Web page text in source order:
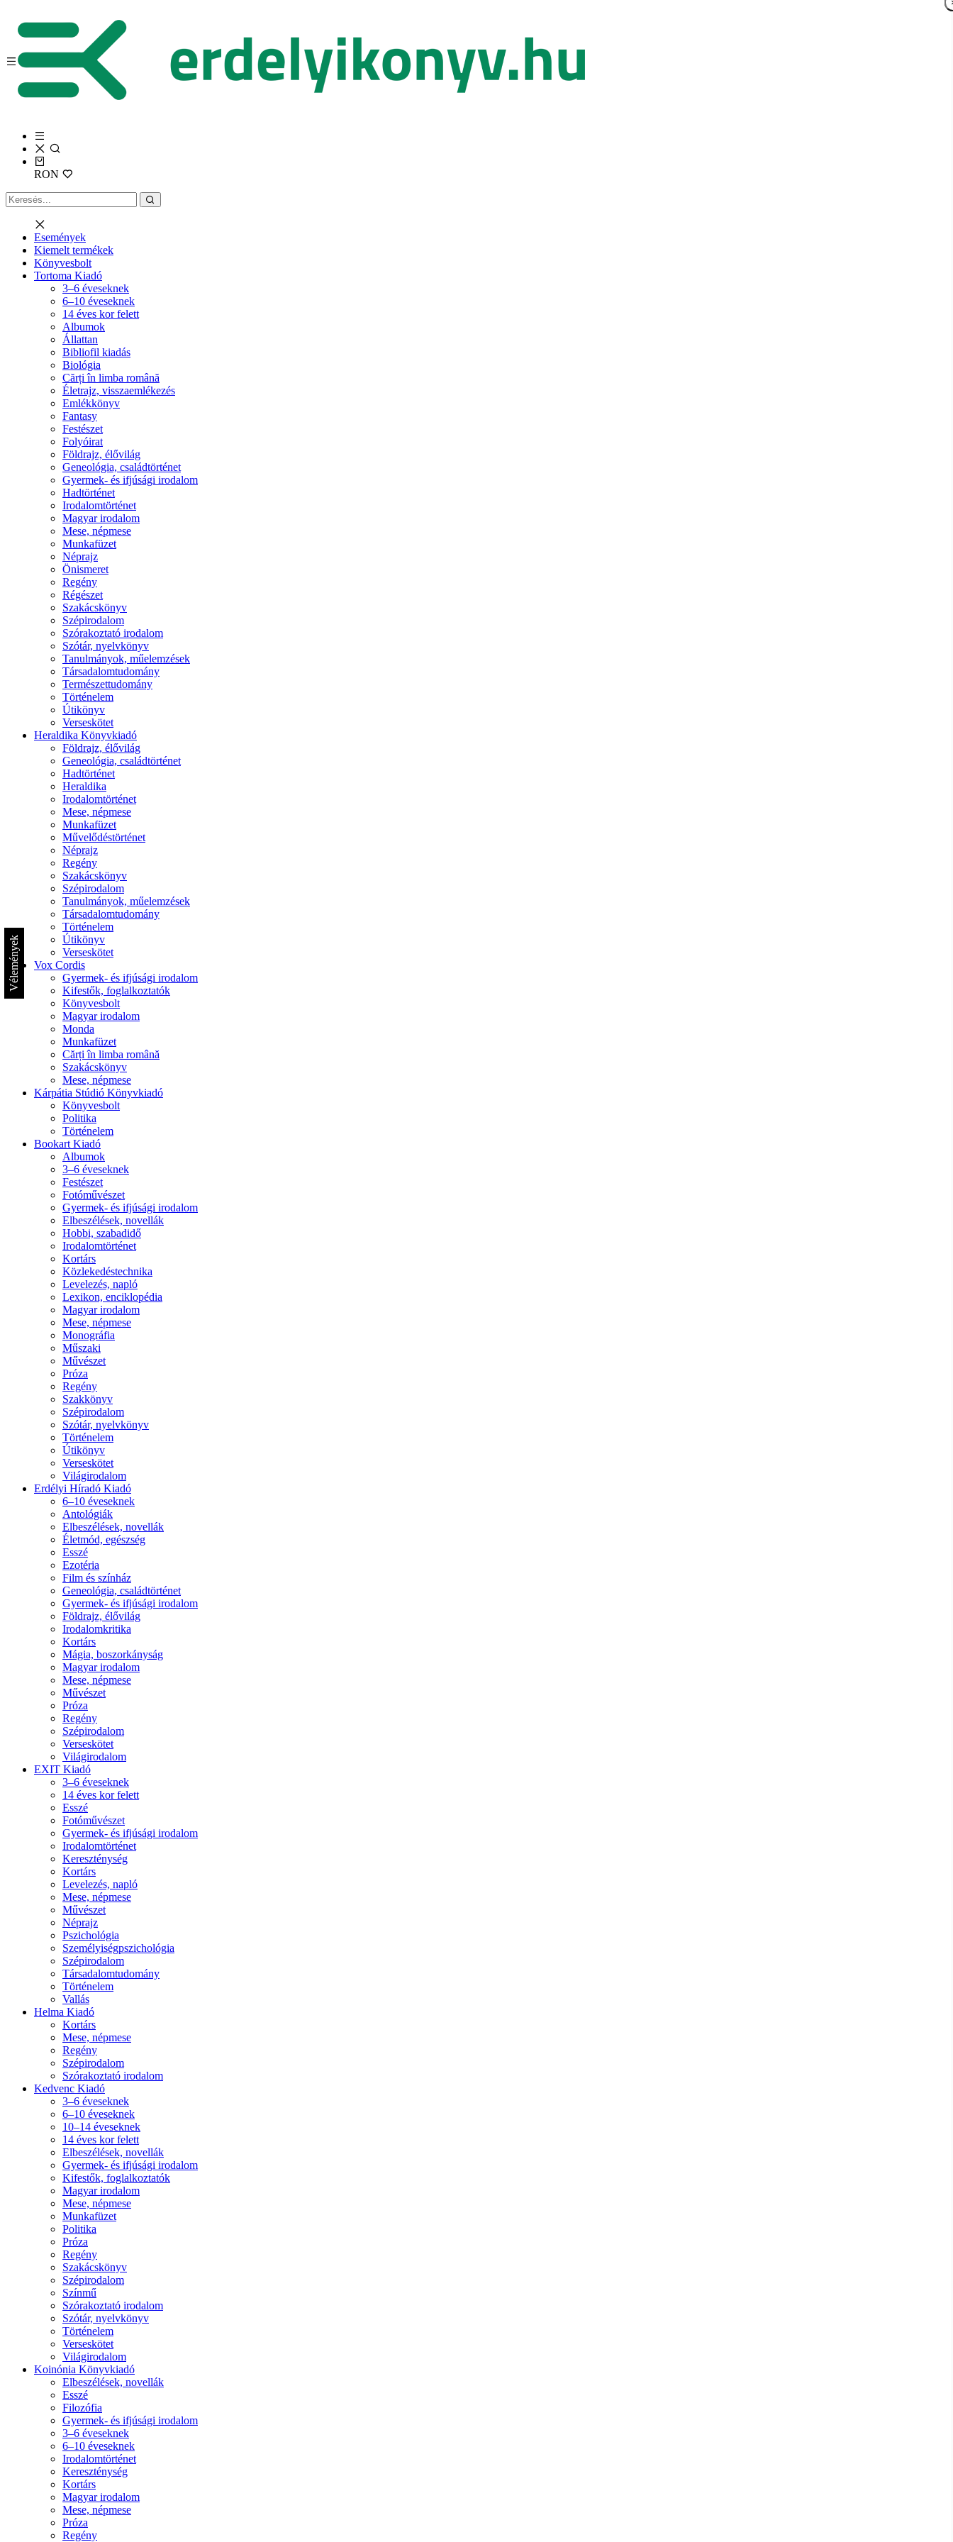
RON
Események
Kiemelt termékek
Könyvesbolt
Tortoma Kiadó
3–6 éveseknek
6–10 éveseknek
14 éves kor felett
Albumok
Állattan
Bibliofil kiadás
Biológia
Cărți în limba română
Életrajz, visszaemlékezés
Emlékkönyv
Fantasy
Festészet
Folyóirat
Földrajz, élővilág
Geneológia, családtörténet
Gyermek- és ifjúsági irodalom
Hadtörténet
Irodalomtörténet
Magyar irodalom
Mese, népmese
Munkafüzet
Néprajz
Önismeret
Regény
Régészet
Szakácskönyv
Szépirodalom
Szórakoztató irodalom
Szótár, nyelvkönyv
Tanulmányok, műelemzések
Társadalomtudomány
Természettudomány
Történelem
Útikönyv
Verseskötet
Heraldika Könyvkiadó
Földrajz, élővilág
Geneológia, családtörténet
Hadtörténet
Heraldika
Irodalomtörténet
Mese, népmese
Munkafüzet
Művelődéstörténet
Néprajz
Regény
Szakácskönyv
Szépirodalom
Tanulmányok, műelemzések
Társadalomtudomány
Történelem
Útikönyv
Verseskötet
Vox Cordis
Gyermek- és ifjúsági irodalom
Kifestők, foglalkoztatók
Könyvesbolt
Magyar irodalom
Monda
Munkafüzet
Cărți în limba română
Szakácskönyv
Mese, népmese
Kárpátia Stúdió Könyvkiadó
Könyvesbolt
Politika
Történelem
Bookart Kiadó
Albumok
3–6 éveseknek
Festészet
Fotóművészet
Gyermek- és ifjúsági irodalom
Elbeszélések, novellák
Hobbi, szabadidő
Irodalomtörténet
Kortárs
Közlekedéstechnika
Levelezés, napló
Lexikon, enciklopédia
Magyar irodalom
Mese, népmese
Monográfia
Műszaki
Művészet
Próza
Regény
Szakkönyv
Szépirodalom
Szótár, nyelvkönyv
Történelem
Útikönyv
Verseskötet
Világirodalom
Erdélyi Híradó Kiadó
6–10 éveseknek
Antológiák
Elbeszélések, novellák
Életmód, egészség
Esszé
Ezotéria
Film és színház
Geneológia, családtörténet
Gyermek- és ifjúsági irodalom
Földrajz, élővilág
Irodalomkritika
Kortárs
Mágia, boszorkányság
Magyar irodalom
Mese, népmese
Művészet
Próza
Regény
Szépirodalom
Verseskötet
Világirodalom
EXIT Kiadó
3–6 éveseknek
14 éves kor felett
Esszé
Fotóművészet
Gyermek- és ifjúsági irodalom
Irodalomtörténet
Kereszténység
Kortárs
Levelezés, napló
Mese, népmese
Művészet
Néprajz
Pszichológia
Személyiségpszichológia
Szépirodalom
Társadalomtudomány
Történelem
Vallás
Helma Kiadó
Kortárs
Mese, népmese
Regény
Szépirodalom
Szórakoztató irodalom
Kedvenc Kiadó
3–6 éveseknek
6–10 éveseknek
10–14 éveseknek
14 éves kor felett
Elbeszélések, novellák
Gyermek- és ifjúsági irodalom
Kifestők, foglalkoztatók
Magyar irodalom
Mese, népmese
Munkafüzet
Politika
Próza
Regény
Szakácskönyv
Szépirodalom
Színmű
Szórakoztató irodalom
Szótár, nyelvkönyv
Történelem
Verseskötet
Világirodalom
Koinónia Könyvkiadó
Elbeszélések, novellák
Esszé
Filozófia
Gyermek- és ifjúsági irodalom
3–6 éveseknek
6–10 éveseknek
Irodalomtörténet
Kereszténység
Kortárs
Magyar irodalom
Mese, népmese
Próza
Regény
Vélemények